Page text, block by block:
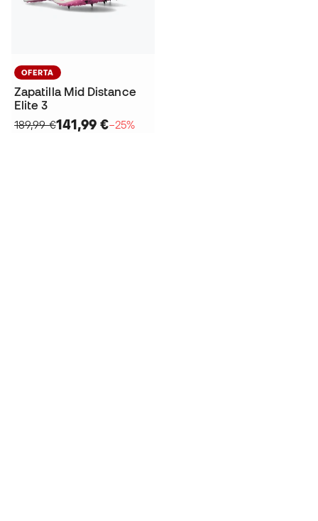
OFERTA
Zapatilla Mid Distance
Elite 3
189,99 €141,99 €−25%